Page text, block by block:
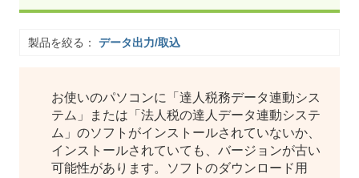
製品を絞る： データ出力/取込
お使いのパソコンに「達人税務データ連動シス
テム」または「法人税の達人データ連動システ
ム」のソフトがインストールされていないか、
インストールされていても、バージョンが古い
可能性があります。ソフトのダウンロード用